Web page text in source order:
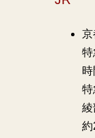
京
特
特
綾
約